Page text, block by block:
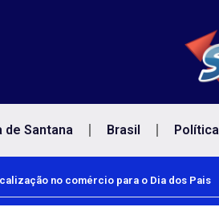
de Santana Brasil Política
no comércio para o Dia dos Pais